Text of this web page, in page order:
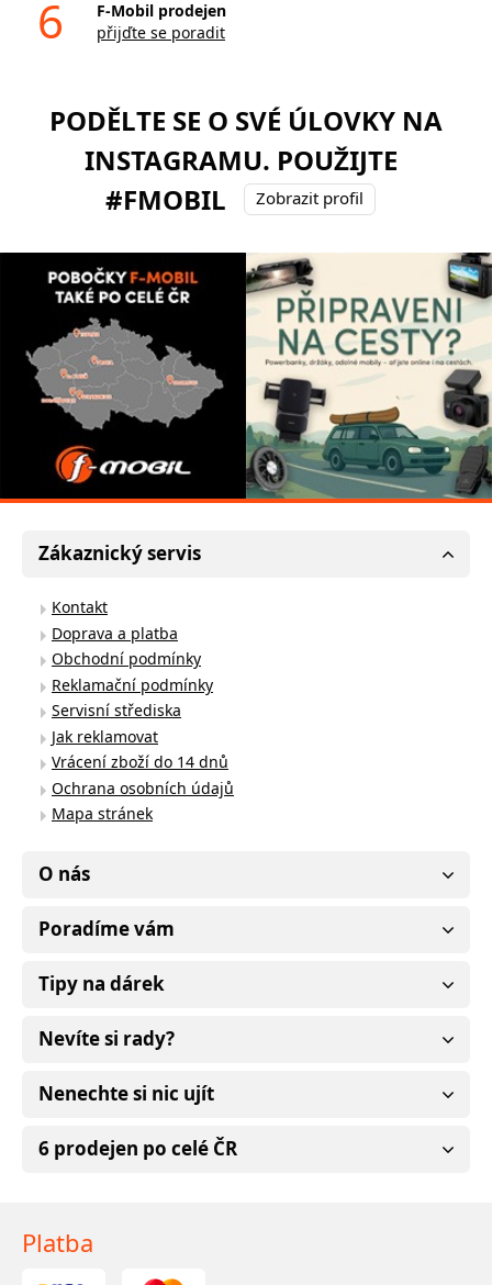
6
F-Mobil prodejen
přijďte se poradit
PODĚLTE SE O SVÉ ÚLOVKY NA
INSTAGRAMU. POUŽIJTE
#FMOBIL
Zobrazit profil
Zákaznický servis
Kontakt
Doprava a platba
Obchodní podmínky
Reklamační podmínky
Servisní střediska
Jak reklamovat
Vrácení zboží do 14 dnů
Ochrana osobních údajů
Mapa stránek
O nás
Poradíme vám
Tipy na dárek
Nevíte si rady?
Nenechte si nic ujít
6 prodejen po celé ČR
Platba